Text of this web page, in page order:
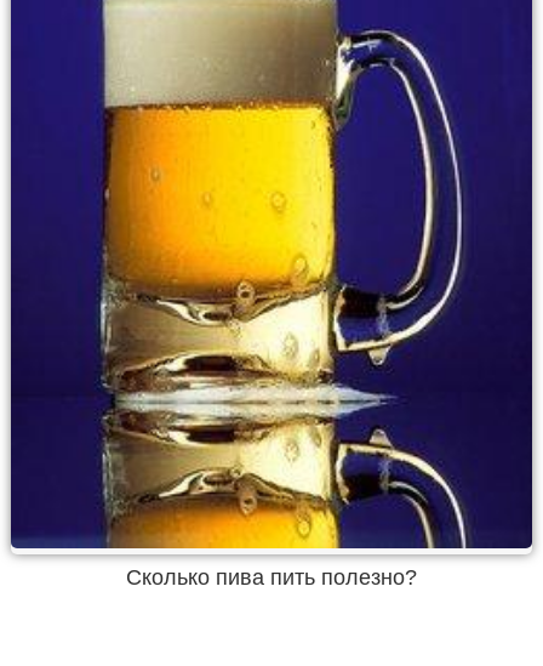
Сколько пива пить полезно?